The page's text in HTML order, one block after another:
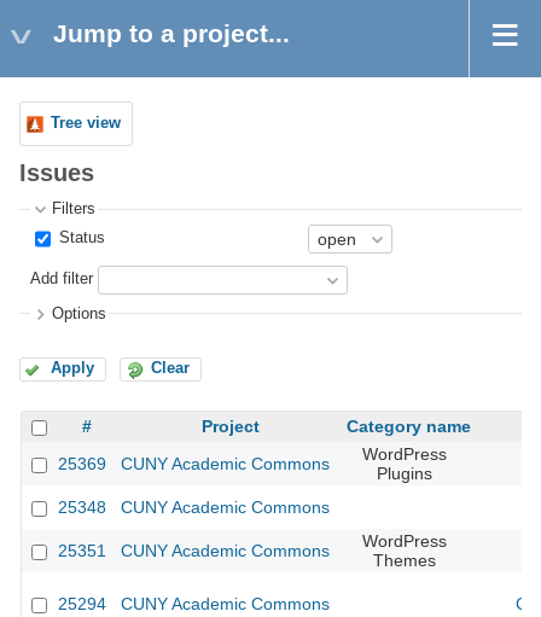
Jump to a project...
Tree view
Issues
Filters
Status
Add filter
Options
Apply Clear
# Project
Category name
25369
CUNY Academic Commons
WordPress
Plugins
25348
CUNY Academic Commons
25351 CUNY Academic Commons
WordPress
Themes
25294 CUNY Academic Commons